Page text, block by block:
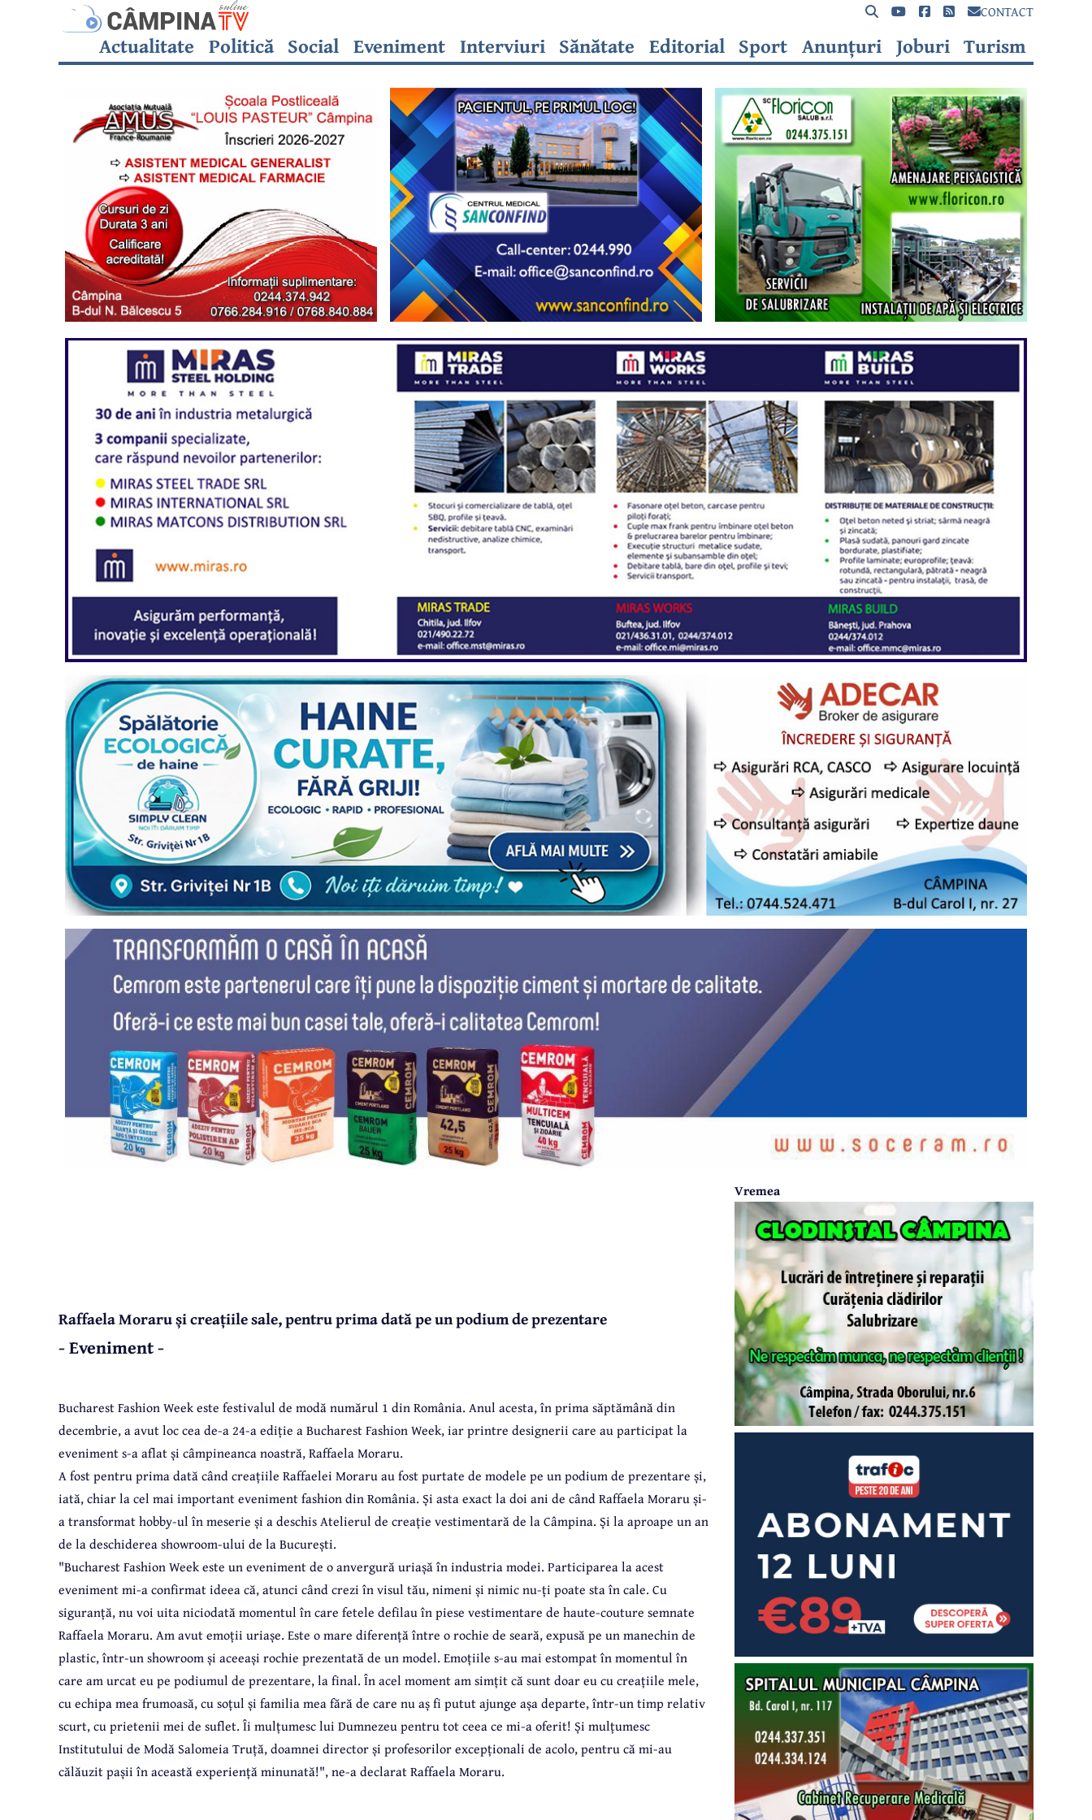
CONTACT
Actualitate Politică Social Eveniment Interviuri Sănătate Editorial Sport Anunțuri Joburi Turism
Raffaela Moraru și creațiile sale, pentru prima dată pe un podium de prezentare
- Eveniment -
Bucharest Fashion Week este festivalul de modă numărul 1 din România. Anul acesta, în prima săptămână din
decembrie, a avut loc cea de-a 24-a ediție a Bucharest Fashion Week, iar printre designerii care au participat la
eveniment s-a aflat și câmpineanca noastră, Raffaela Moraru.
A fost pentru prima dată când creațiile Raffaelei Moraru au fost purtate de modele pe un podium de prezentare și,
iată, chiar la cel mai important eveniment fashion din România. Și asta exact la doi ani de când Raffaela Moraru și-
a transformat hobby-ul în meserie și a deschis Atelierul de creație vestimentară de la Câmpina. Și la aproape un an
de la deschiderea showroom-ului de la București.
"Bucharest Fashion Week este un eveniment de o anvergură uriașă în industria modei. Participarea la acest
eveniment mi-a confirmat ideea că, atunci când crezi în visul tău, nimeni și nimic nu-ți poate sta în cale. Cu
siguranță, nu voi uita niciodată momentul în care fetele defilau în piese vestimentare de haute-couture semnate
Raffaela Moraru. Am avut emoții uriașe. Este o mare diferență între o rochie de seară, expusă pe un manechin de
plastic, într-un showroom și aceeași rochie prezentată de un model. Emoțiile s-au mai estompat în momentul în
care am urcat eu pe podiumul de prezentare, la final. În acel moment am simțit că sunt doar eu cu creațiile mele,
cu echipa mea frumoasă, cu soțul și familia mea fără de care nu aș fi putut ajunge așa departe, într-un timp relativ
scurt, cu prietenii mei de suflet. Îi mulțumesc lui Dumnezeu pentru tot ceea ce mi-a oferit! Și mulțumesc
Institutului de Modă Salomeia Truță, doamnei director și profesorilor excepționali de acolo, pentru că mi-au
călăuzit pașii în această experiență minunată!", ne-a declarat Raffaela Moraru.
Vremea